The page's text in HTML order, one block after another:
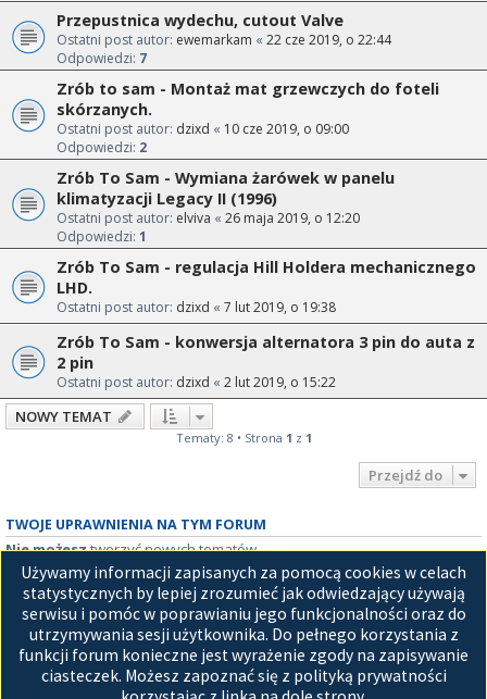
Przepustnica wydechu, cutout Valve
Ostatni post autor: ewemarkam « 22 cze 2019, o 22:44
Odpowiedzi: 7
Zrób to sam - Montaż mat grzewczych do foteli
skórzanych.
Ostatni post autor: dzixd « 10 cze 2019, o 09:00
Odpowiedzi: 2
Zrób To Sam - Wymiana żarówek w panelu
klimatyzacji Legacy II (1996)
Ostatni post autor: elviva « 26 maja 2019, o 12:20
Odpowiedzi: 1
Zrób To Sam - regulacja Hill Holdera mechanicznego
LHD.
Ostatni post autor: dzixd « 7 lut 2019, o 19:38
Zrób To Sam - konwersja alternatora 3 pin do auta z
2 pin
Ostatni post autor: dzixd « 2 lut 2019, o 15:22
NOWY TEMAT
Tematy: 8 • Strona 1 z 1
Przejdź do
TWOJE UPRAWNIENIA NA TYM FORUM
Nie możesztworzyć nowych tematów
Nie możeszodpowiadać w tematach
Nie możeszzmieniać swoich postów
Nie możeszusuwać swoich postów
Nie możesz dodawać załączników
Używamy informacji zapisanych za pomocą cookies w celach
statystycznych by lepiej zrozumieć jak odwiedzający używają
serwisu i pomóc w poprawianiu jego funkcjonalności oraz do
utrzymywania sesji użytkownika. Do pełnego korzystania z
funkcji forum konieczne jest wyrażenie zgody na zapisywanie
ciasteczek. Możesz zapoznać się z polityką prywatności
Strona główna